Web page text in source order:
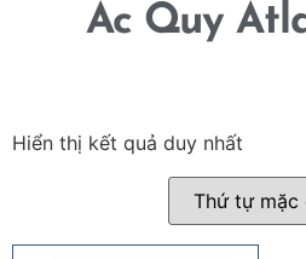
Ac Quy
Hiển thị kết quả duy nhất